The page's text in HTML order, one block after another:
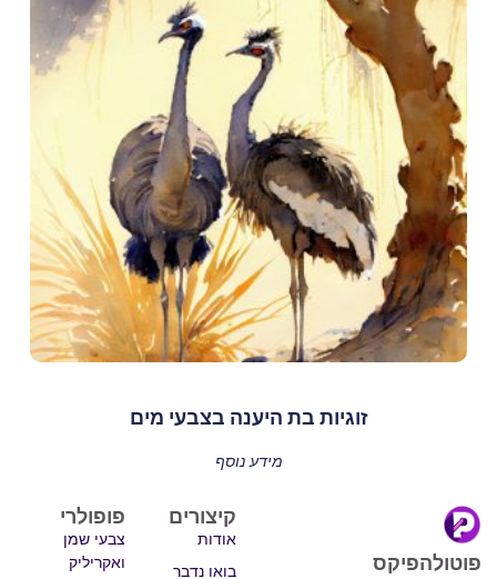
זוגיות בת היענה בצבעי מים
מידע נוסף
פוטולהפיקס
קיצורים
אודות
בואו נדבר
פופולרי
צבעי שמן
ואקריליק